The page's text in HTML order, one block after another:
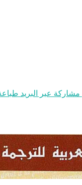
مشاركة عبر البريد